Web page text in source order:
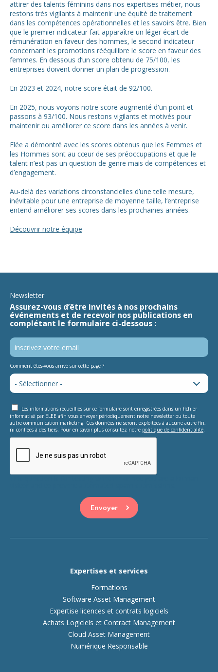
attirer des talents féminins dans nos expertises métier, nous
restons très vigilants à maintenir une équité de traitement
dans les compétences opérationnelles et les savoirs être. Bien
que le premier indicateur fait apparaître un léger écart de
rémunération en faveur des hommes, le second indicateur
concernant les promotions rééquilibre le score en faveur des
femmes. En dessous d’un score obtenu de 75/100, les
entreprises doivent donner un plan de progression.
En 2023 et 2024, notre score était de 92/100.
En 2025, nous voyons notre score augmenté d'un point et
passons à 93/100. Nous restons vigilants et motivés pour
maintenir ou améliorer ce score dans les années à venir.
Elée a démontré avec les scores obtenus que les Femmes et
les Hommes sont au cœur de ses préoccupations et que le
talent n’est pas un question de genre mais de compétences et
d’engagement.
Au-delà des variations circonstancielles d’une telle mesure,
inévitable pour une entreprise de moyenne taille, l’entreprise
entend améliorer ses scores dans les prochaines années.
Découvrir notre équipe
Newsletter
Assurez-vous d’être invités à nos prochains
événements et de recevoir nos publications en
complétant le formulaire ci-dessous :
Comment êtes-vous arrivé sur cette page ?
Les informations recueillies sur ce formulaire sont enregistrées dans un fichier
informatisé par ELEE afin vous envoyer périodiquement notre newsletter ou toute
autre communication marketing. Ces données ne seront exploitées à aucune autre fin,
ni confiées à des tiers. Pour en savoir plus consultez notre politique de confidentialité.
Expertises et services
Formations
Software Asset Management
Expertise licences et contrats logiciels
Achats Logiciels et Contract Management
Cloud Asset Management
Numérique Responsable